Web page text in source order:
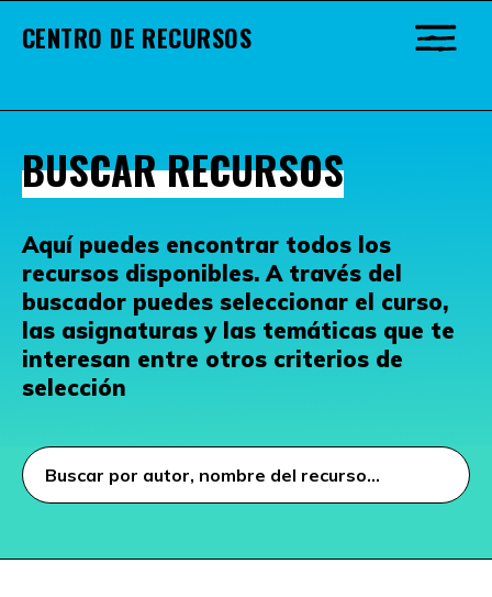
CENTRO DE RECURSOS
BUSCAR RECURSOS
Aquí puedes encontrar todos los
recursos disponibles. A través del
buscador puedes seleccionar el curso,
las asignaturas y las temáticas que te
interesan entre otros criterios de
selección